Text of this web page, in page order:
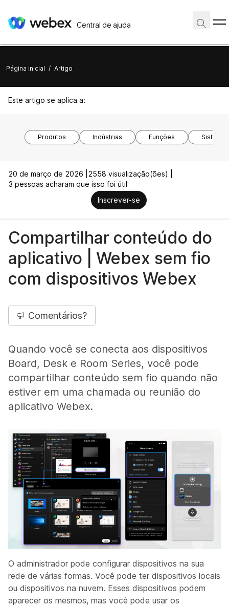
Central de ajuda
Página inicial / Artigo
Este artigo se aplica a:
Produtos Indústrias Funções
20 de março de 2026 |
2558 visualização(ões) |
3 pessoas acharam que isso foi útil
Inscrever-se
Compartilhar conteúdo do
aplicativo | Webex sem fio
com dispositivos Webex
Comentários?
Quando você se conecta aos dispositivos
Board, Desk e Room Series, você pode
compartilhar conteúdo sem fio quando não
estiver em uma chamada ou reunião do
aplicativo Webex.
O administrador pode configurar dispositivos na sua
rede de várias formas. Você pode ter dispositivos locais
ou dispositivos na nuvem. Esses dispositivos podem
aparecer os mesmos, mas você pode usar os